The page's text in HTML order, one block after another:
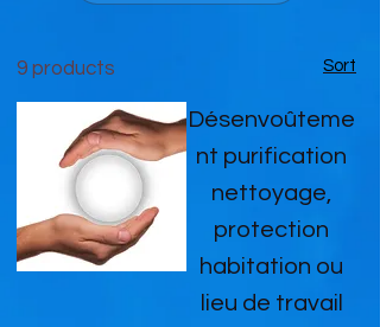
9 products Sort
Désenvoûteme
nt purification
nettoyage,
protection
habitation ou
lieu de travail